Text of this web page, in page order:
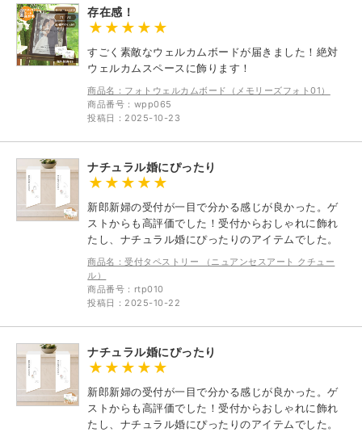
存在感！
すごく素敵なウェルカムボードが届きました！絶対
ウェルカムスペースに飾ります！
商品名：フォトウェルカムボード（メモリーズフォト01）
商品番号：wpp065
投稿日：2025-10-23
ナチュラル婚にぴったり
新郎新婦の受付が一目で分かる感じが良かった。ゲ
ストからも高評価でした！受付からおしゃれに飾れ
たし、ナチュラル婚にぴったりのアイテムでした。
商品名：受付タペストリー （ニュアンセスアート クチュー
ル）
商品番号：rtp010
投稿日：2025-10-22
ナチュラル婚にぴったり
新郎新婦の受付が一目で分かる感じが良かった。ゲ
ストからも高評価でした！受付からおしゃれに飾れ
たし、ナチュラル婚にぴったりのアイテムでした。